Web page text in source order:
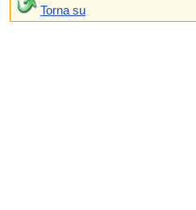
Torna su